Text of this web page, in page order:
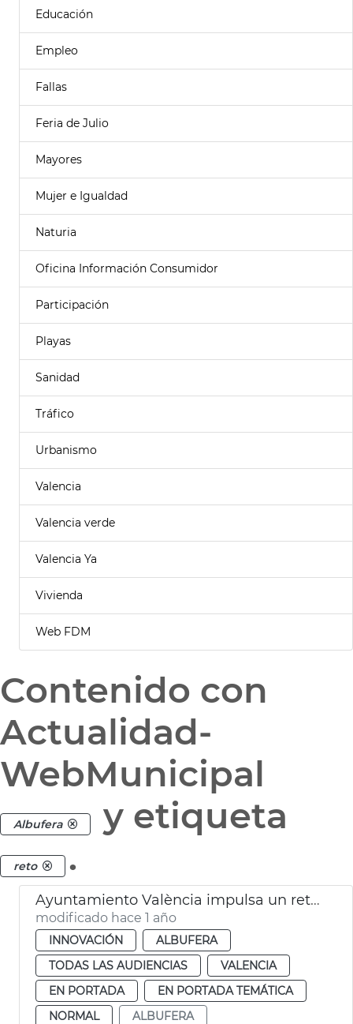
Educación
Empleo
Fallas
Feria de Julio
Mayores
Mujer e Igualdad
Naturia
Oficina Información Consumidor
Participación
Playas
Sanidad
Tráfico
Urbanismo
Valencia
Valencia verde
Valencia Ya
Vivienda
Web FDM
Contenido con
Actualidad-
WebMunicipal
Albufera y etiqueta
reto .
Ayuntamiento València impulsa un reto GovTech para proteger la Albufera
modificado hace 1 año
INNOVACIÓN
ALBUFERA
TODAS LAS AUDIENCIAS
VALENCIA
EN PORTADA
EN PORTADA TEMÁTICA
NORMAL
ALBUFERA